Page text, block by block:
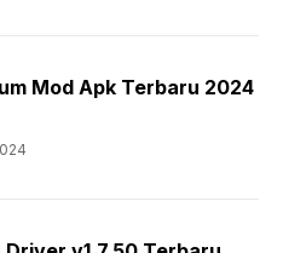
Mod Apk Terbaru 2024